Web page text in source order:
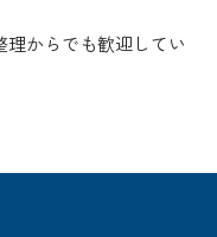
理からでも歓迎してい